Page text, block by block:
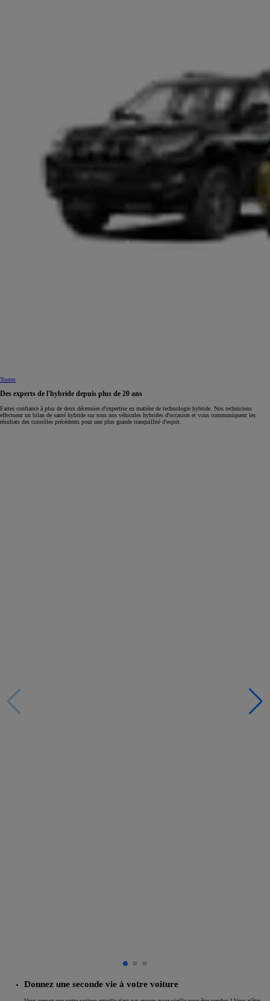
Toutes
Des experts de l'hybride depuis plus de 20 ans
Faites confiance à plus de deux décennies d'expertise en matière de technologie hybride. Nos techniciens
effectuent un bilan de santé hybride sur tous nos véhicules hybrides d'occasion et vous communiquent les
résultats des contrôles précédents pour une plus grande tranquillité d'esprit.
Donnez une seconde vie à votre voiture